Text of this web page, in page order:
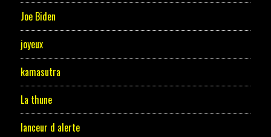
Joe Biden
joyeux
kamasutra
La thune
lanceur d alerte